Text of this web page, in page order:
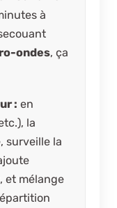
à
ondes, ça
: en
la
surveille la
et mélange